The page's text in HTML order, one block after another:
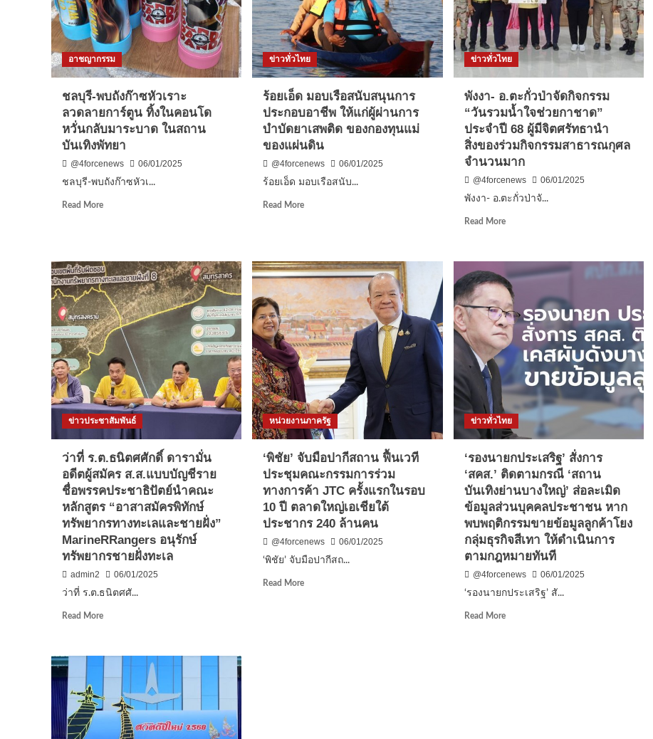
เจ้า
แม่
คลองใหญ่
5-
9
แม้
ไม่ใช่
ฟีฟ่า
เดย์-
เสียดาย
ชวด
แต่
ดีใจ
เห็น
แฟน
เกือบ
47,000
ค็อฟฟี่
ช็อพ
อาชญากรรม
ชลบุรี-พบถังก๊าซหัวเราะ
ลวดลายการ์ตูน ทิ้งในคอนโด
หวั่นกลับมาระบาด ในสถาน
บันเทิงพัทยา
@4forcenews
06/01/2025
ชลบุรี-พบถังก๊าซหัวเ...
Read MoreRead
ถัง
ก๊าซ
หัวเราะ
ลวดลาย
การ์ตูน
ทิ้ง
ใน
คอน
โด
หวั่น
กลับ
มาระ
สถาน
บันเทิง
พัทยา
ข่าวทั่วไทย
ร้อยเอ็ด มอบเรือสนับสนุนการ
ประกอบอาชีพ ให้แก่ผู้ผ่านการ
บำบัดยาเสพติด ของกองทุนแม่
ของแผ่นดิน
@4forcenews
06/01/2025
ร้อยเอ็ด มอบเรือสนับ...
Read MoreRead
เรือ
สนับสนุน
การ
ประกอบ
อาชีพ
ให้
แก่
ผู้
ผ่าน
การ
บำบัด
ยา
เสพ
ของกอง
ทุน
แม่
แผ่น
ดิน
ข่าวทั่วไทย
พังงา- อ.ตะกั่วป่าจัดกิจกรรม
“วันรวมน้ำใจช่วยกาชาด”
ประจำปี 68 ผู้มีจิตศรัทธานำ
สิ่งของร่วมกิจกรรมสาธารณกุศล
จำนวนมาก
@4forcenews
06/01/2025
พังงา- อ.ตะกั่วป่าจั...
Read MoreRead
พังงา-
อ.ตะกั่วป่า
จัด
กิจกรรม
“วัน
รวม
น้ำใจ
ประจำ
ปี
68
ผู้
มี
ศรัทธา
นำ
สิ่งของ
ร่วม
กิจกรรม
สาธารณ
กุศล
จำนวน
มาก
ข่าวประชาสัมพันธ์
ว่าที่ ร.ต.ธนิ​ต​ศศักดิ์ ดารา​มั่น​
อดีต​ผู้สมัคร​ ส.ส​.แบบ​บัญชี​ราย
ชื่อ​พรรค​ประชาธิปัต​ย์นำคณะ
หลักสูตร “อาสาสมัครพิทักษ์
ทรัพยากรทางทะเลและชายฝั่ง”
Marine​RRangers อนุรักษ์
ทรัพยากรชายฝั่งทะเล
admin2
06/01/2025
ว่าที่ ร.ต.ธนิ​ต​ศศั...
Read MoreRead
ว่าที่
ศ
ศักดิ์
ดารา​
หน่วยงานภาครัฐ
‘พิชัย’ จับมือปากีสถาน ฟื้นเวที
ประชุมคณะกรรมการร่วม
ทางการค้า JTC ครั้งแรกในรอบ
10 ปี ตลาดใหญ่เอเชียใต้
ประชากร 240 ล้านคน
@4forcenews
06/01/2025
‘พิชัย’ จับมือปากีสถ...
Read MoreRead
ข่าวทั่วไทย
‘รองนายกประเสริฐ’ สั่งการ
‘สคส.’ ติดตามกรณี ‘สถาน
บันเทิงย่านบางใหญ่’ ส่อละเมิด
ข้อมูลส่วนบุคคลประชาชน หาก
พบพฤติกรรมขายข้อมูลลูกค้าโยง
กลุ่มธุรกิจสีเทา ให้ดำเนินการ
ตามกฎหมายทันที
@4forcenews
06/01/2025
‘รองนายกประเสริฐ’ สั...
Read MoreRead